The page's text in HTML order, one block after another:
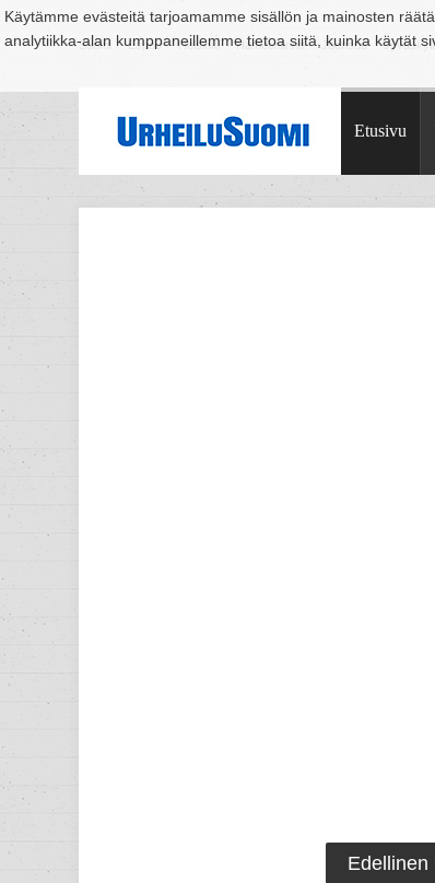
Käytämme evästeitä tarjoamamme sisällön ja mainosten
analytiikka-alan kumppaneillemme tietoa siitä, kuinka käytät
Suomi Espoo Helsinki Hämeenlinna Joensuu
Etusivu
Edellinen